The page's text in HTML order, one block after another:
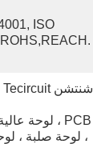
ISO
شنتشن Tecircuit للإلكترونيات المحدودة